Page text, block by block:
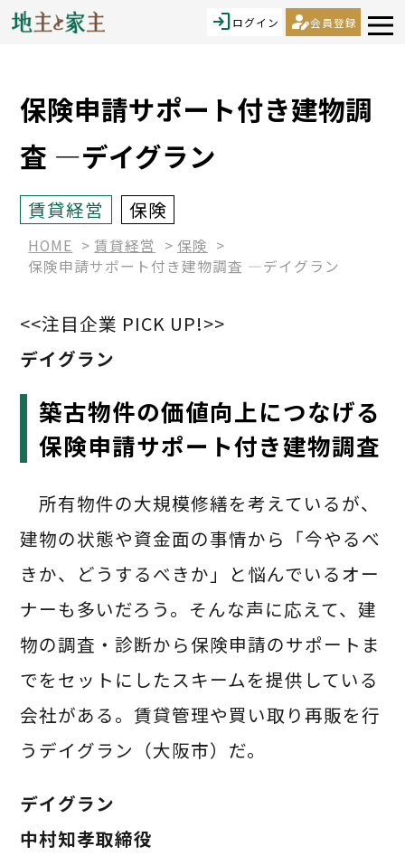
loginログイン person_edit会員登録
保険申請サポート付き建物調
査 ―デイグラン
賃貸経営 保険
HOME 賃貸経営
保険
保険申請サポート付き建物調査 ―デイグラン
<<注目企業 PICK UP!>>
デイグラン
築古物件の価値向上につなげる
保険申請サポート付き建物調査
所有物件の大規模修繕を考えているが、
建物の状態や資金面の事情から「今やるべ
きか、どうするべきか」と悩んでいるオー
ナーも多いだろう。そんな声に応えて、建
物の調査・診断から保険申請のサポートま
でをセットにしたスキームを提供している
会社がある。賃貸管理や買い取り再販を行
うデイグラン（大阪市）だ。
デイグラン
中村知孝取締役